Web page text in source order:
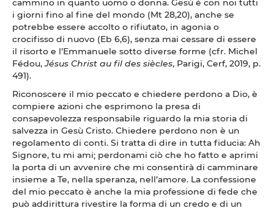
cammino in quanto uomo o donna. Gesù è con noi tutti
i giorni fino al fine del mondo (Mt 28,20), anche se
potrebbe essere accolto o rifiutato, in agonia o
crocifisso di nuovo (Eb 6,6), senza mai cessare di essere
il risorto e l’Emmanuele sotto diverse forme (cfr. Michel
Fédou,Jésus Christ au fil des siècles, Parigi, Cerf, 2019, p.
491).
Riconoscere il mio peccato e chiedere perdono a Dio, è
compiere azioni che esprimono la presa di
consapevolezza responsabile riguardo la mia storia di
salvezza in Gesù Cristo. Chiedere perdono non è un
regolamento di conti. Si tratta di dire in tutta fiducia: Ah
Signore, tu mi ami; perdonami ciò che ho fatto e aprimi
la porta di un avvenire che mi consentirà di camminare
insieme a Te, nella speranza, nell’amore. La confessione
del mio peccato è anche la mia professione di fede che
può addirittura rivestire la forma di un credo e di un